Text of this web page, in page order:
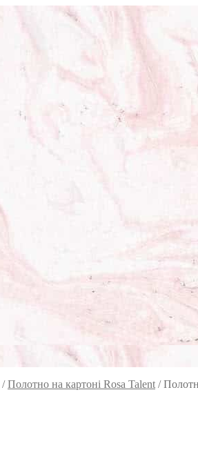
/Полотно на картоні Rosa Talent /